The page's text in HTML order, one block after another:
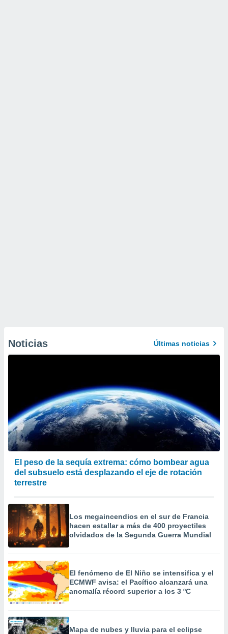
Noticias Últimas noticias
El peso de la sequía extrema: cómo bombear agua
del subsuelo está desplazando el eje de rotación
terrestre
Los megaincendios en el sur de Francia
hacen estallar a más de 400 proyectiles
olvidados de la Segunda Guerra Mundial
El fenómeno de El Niño se intensifica y el
ECMWF avisa: el Pacífico alcanzará una
anomalía récord superior a los 3 ºC
Mapa de nubes y lluvia para el eclipse